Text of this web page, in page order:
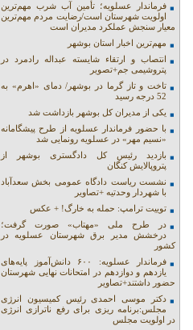
فرماندار عسلویه؛ تأمین آب شرب مهم‌ترین
اولویت شهرستان است/رضایت مردم مهم‌ترین
معیار سنجش عملکرد مدیران است
مهم‌ترین اخبار استان بوشهر
انتصاب و ارتقاء شایسته عبداله رادمرد در
پتروشیمی جم+تصویر
تاخت و تاز گرما در بوشهر/ دمای «اهرم» به
52 درجه رسید
یکی از مدیران کل بوشهر بازداشت شد
با حضور فرماندار عسلویه از طرح پیشگامانه
«نسیم مهر» در عسلویه رونمایی شد
بازدید رئیس کل دادگستری بوشهر از
پتروپالایش کنگان
نشست ریاست دادگاه عمومی بخش سعدآباد
با شهردار وحدتیه +تصاویر
توییت ترامپ: حمله به خارگ! + عکس
در طرح ملی «مهتاب» صورت گرفت؛
درخشش مدیر برق شهرستان عسلویه در
کشور
فرماندار عسلویه: ۶۰۰ دانش‌آموز پایه‌های
یازدهم و دوازدهم در امتحانات نهایی شهرستان
حضور داشتند+تصاویر
دکتر موسی احمدی رئیس کمیسیون انرژی
مجلس:برنامه ریزی برای رفع ناترازی انرژی
در اولویت مجلس